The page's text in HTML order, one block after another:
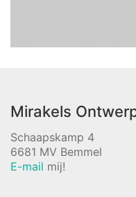
Mirakels
Schaapskamp 4
6681 MV Bemmel
E-mail mij!